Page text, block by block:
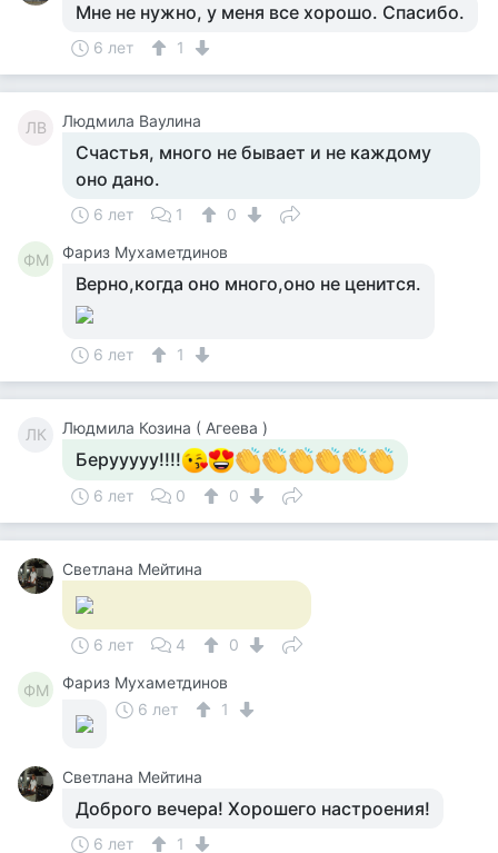
Мне не нужно, у меня все хорошо. Спасибо.
6 лет 1
ЛВ Людмила Ваулина
Счастья, много не бывает и не каждому
оно дано.
6 лет 1 0
ФМ Фариз Мухаметдинов
Верно,когда оно много,оно не ценится.
6 лет 1
ЛК Людмила Козина ( Агеева )
Берууууу!!!!
6 лет 0 0
Светлана Мейтина
6 лет 4 0
ФМ
Фариз Мухаметдинов
6 лет
1
Светлана Мейтина
Доброго вечера! Хорошего настроения!
6 лет 1